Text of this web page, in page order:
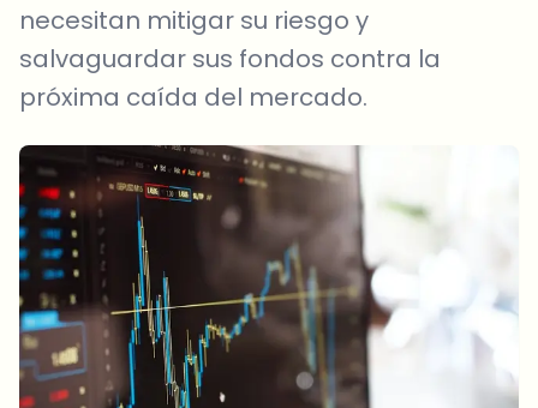
necesitan mitigar su riesgo y
salvaguardar sus fondos contra la
próxima caída del mercado.